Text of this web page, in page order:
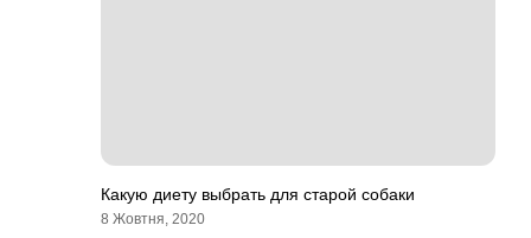
Какую диету выбрать для старой собаки
8 Жовтня, 2020